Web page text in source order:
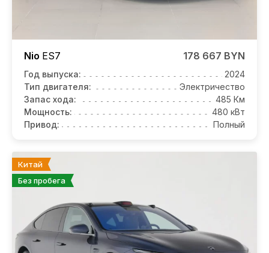
Nio ES7 178 667 BYN
Год выпуска:
2024
Тип двигателя:
Электричество
Запас хода:
485 Км
Мощность:
480 кВт
Привод:
Полный
Китай
Без пробега